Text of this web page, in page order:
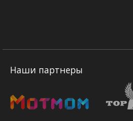
Наши партнеры